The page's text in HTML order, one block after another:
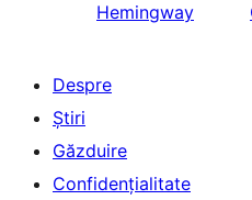
Hemingway
Despre
Știri
Găzduire
Confidențialitate